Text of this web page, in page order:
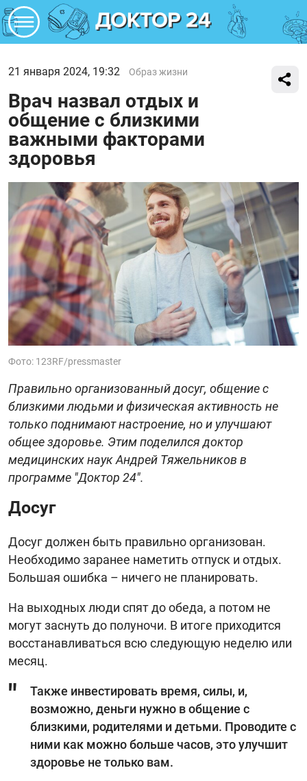
21 января 2024, 19:32 Образ жизни
Врач назвал отдых и
общение с близкими
важными факторами
здоровья
Фото: 123RF/pressmaster
Правильно организованный досуг, общение с
близкими людьми и физическая активность не
только поднимают настроение, но и улучшают
общее здоровье. Этим поделился доктор
медицинских наук Андрей Тяжельников в
программе "Доктор 24".
Досуг
Досуг должен быть правильно организован.
Необходимо заранее наметить отпуск и отдых.
Большая ошибка – ничего не планировать.
На выходных люди спят до обеда, а потом не
могут заснуть до полуночи. В итоге приходится
восстанавливаться всю следующую неделю или
месяц.
Также инвестировать время, силы, и,
возможно, деньги нужно в общение с
близкими, родителями и детьми. Проводите с
ними как можно больше часов, это улучшит
здоровье не только вам.